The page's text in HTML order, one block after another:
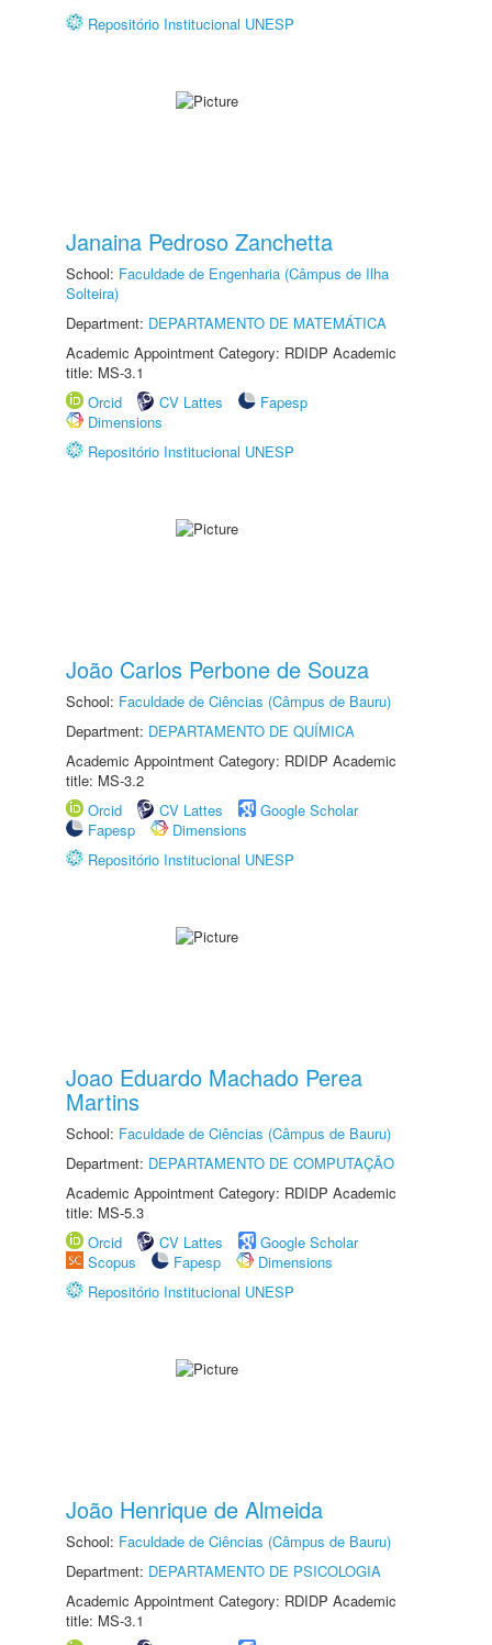
Repositório Institucional UNESP
Janaina Pedroso Zanchetta
School: Faculdade de Engenharia (Câmpus de Ilha
Solteira)
Department: DEPARTAMENTO DE MATEMÁTICA
Academic Appointment Category: RDIDP Academic
title: MS-3.1
Orcid
CV Lattes
Fapesp
Dimensions
Repositório Institucional UNESP
João Carlos Perbone de Souza
School: Faculdade de Ciências (Câmpus de Bauru)
Department: DEPARTAMENTO DE QUÍMICA
Academic Appointment Category: RDIDP Academic
title: MS-3.2
Orcid
CV Lattes
Google Scholar
Fapesp
Dimensions
Repositório Institucional UNESP
Joao Eduardo Machado Perea
Martins
School: Faculdade de Ciências (Câmpus de Bauru)
Department: DEPARTAMENTO DE COMPUTAÇÃO
Academic Appointment Category: RDIDP Academic
title: MS-5.3
Orcid
CV Lattes
Google Scholar
Scopus
Fapesp
Dimensions
Repositório Institucional UNESP
João Henrique de Almeida
School: Faculdade de Ciências (Câmpus de Bauru)
Department: DEPARTAMENTO DE PSICOLOGIA
Academic Appointment Category: RDIDP Academic
title: MS-3.1